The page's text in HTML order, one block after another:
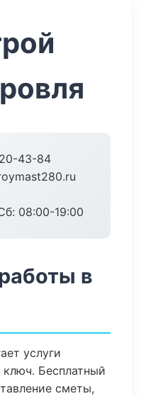
43-84
08:00-19:00
в
услуги
Бесплатный
сметы,